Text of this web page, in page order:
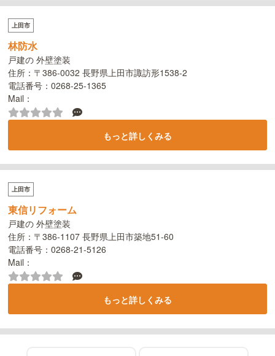
上田市
林防水
戸建の 外壁塗装
住所：〒386-0032 長野県上田市諏訪形1538-2
電話番号：0268-25-1365
Mail：
もっと詳しくみる
上田市
東信リフォーム
戸建の 外壁塗装
住所：〒386-1107 長野県上田市築地51-60
電話番号：0268-21-5126
Mail：
もっと詳しくみる